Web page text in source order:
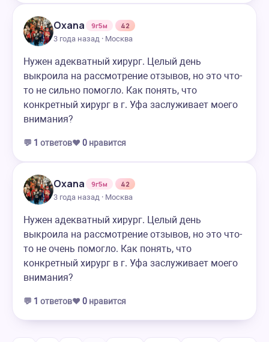
Oxana 9г5м
42
3 года назад · Москва
Нужен адекватный хирург. Целый день
выкроила на рассмотрение отзывов, но это что-
то не сильно помогло. Как понять, что
конкретный хирург в г. Уфа заслуживает моего
внимания?
💬 1 ответов❤️ 0 нравится
Oxana 9г5м
42
3 года назад · Москва
Нужен адекватный хирург. Целый день
выкроила на рассмотрение отзывов, но это что-
то не очень помогло. Как понять, что
конкретный хирург в г. Уфа заслуживает моего
внимания?
💬 1 ответов❤️ 0 нравится